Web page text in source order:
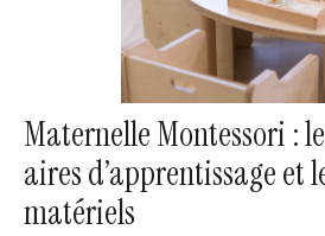
Maternelle Montessori :
aires d’apprentissage et
matériels